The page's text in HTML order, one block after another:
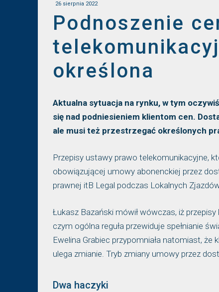
26 sierpnia 2022
Podnoszenie
określona
Aktualna sytuacja na rynku, w tym
się nad podniesieniem klientom cen.
ale musi też przestrzegać określonych
Przepisy ustawy prawo telekomunikacyjne,
obowiązującej umowy abonenckiej przez
prawnej itB Legal podczas Lokalnych
Łukasz Bazański mówił wówczas, iż
czym ogólna reguła przewiduje spełnianie
Ewelina Grabiec przypomniała natomiast,
ulega zmianie. Tryb zmiany umowy przez
Dwa haczyki